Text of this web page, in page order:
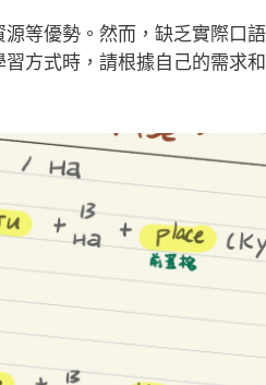
等優勢。然而，缺乏實際口
方式時，請根據自己的需求